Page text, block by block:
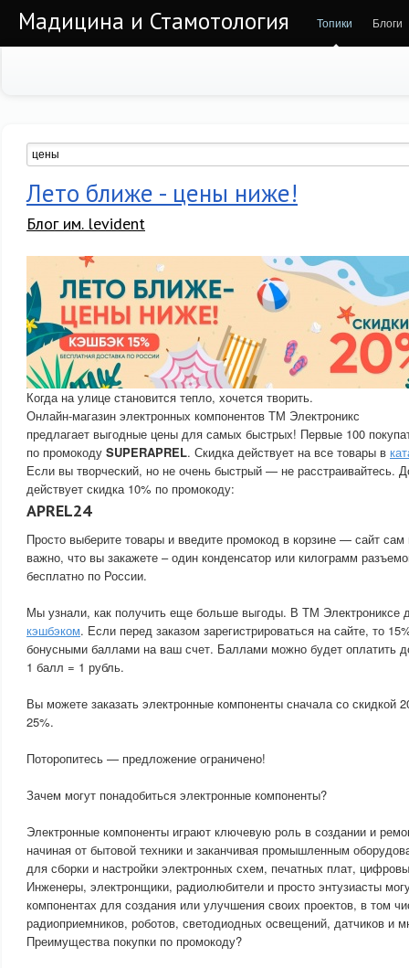
Мадицина и Стамотология Топики Блоги
Лето ближе - цены ниже!
Блог им. levident
Когда на улице становится тепло, хочется творить.
Онлайн-магазин электронных компонентов ТМ Электроникс
предлагает выгодные цены для самых быстрых! Первые 100
по промокоду SUPERAPREL. Скидка действует на все товары в
Если вы творческий, но не очень быстрый — не расстраивайтесь.
действует скидка 10% по промокоду:
APREL24
Просто выберите товары и введите промокод в корзине — сайт сам
важно, что вы закажете – один конденсатор или килограмм
бесплатно по России.
Мы узнали, как получить еще больше выгоды. В ТМ Электрониксе
кэшбэком. Если перед заказом зарегистрироваться на сайте, то
бонусными баллами на ваш счет. Баллами можно будет оплатить
1 балл = 1 рубль.
Вы можете заказать электронные компоненты сначала со скидкой
25%.
Поторопитесь — предложение ограничено!
Зачем могут понадобиться электронные компоненты?
Электронные компоненты играют ключевую роль в создании и
начиная от бытовой техники и заканчивая промышленным
для сборки и настройки электронных схем, печатных плат,
Инженеры, электронщики, радиолюбители и просто энтузиасты
компонентах для создания или улучшения своих проектов, в том
радиоприемников, роботов, светодиодных освещений, датчиков и
Преимущества покупки по промокоду?